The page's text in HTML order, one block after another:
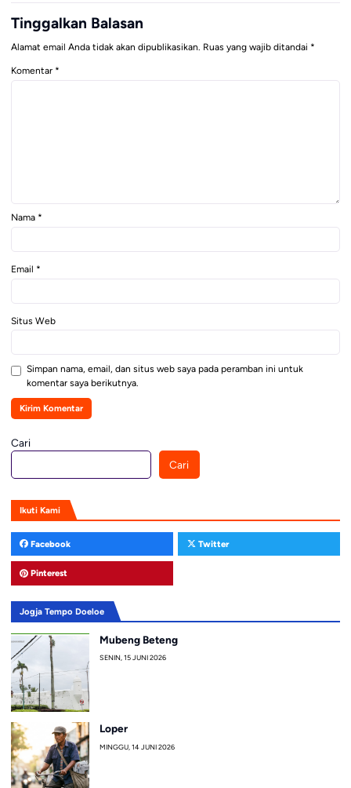
Tinggalkan Balasan
Alamat email Anda tidak akan dipublikasikan. Ruas yang wajib ditandai *
Komentar *
Nama *
Email *
Situs Web
Simpan nama, email, dan situs web saya pada peramban ini untuk
komentar saya berikutnya.
Cari
Cari
Ikuti Kami
Facebook Twitter
Pinterest
Jogja Tempo Doeloe
Mubeng Beteng
SENIN, 15 JUNI 2026
Loper
MINGGU, 14 JUNI 2026